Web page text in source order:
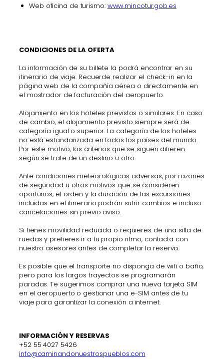
Web oficina de turismo: www.mincotur.gob.es
CONDICIONES DE LA OFERTA
La información de su billete la podrá encontrar en su
itinerario de viaje. Recuerde realizar el check-in en la
página web de la compañía aérea o directamente en
el mostrador de facturación del aeropuerto.
Alojamiento en los hoteles previstos o similares. En caso
de cambio, el alojamiento previsto siempre será de
categoría igual o superior. La categoría de los hoteles
no está estandarizada en todos los países del mundo.
Por este motivo, los criterios que se siguen difieren
según se trate de un destino u otro.
Ante condiciones meteorológicas adversas, por razones
de seguridad u otros motivos que se consideren
oportunos, el orden y la duración de las excursiones
incluidas en el itinerario podrán sufrir cambios e incluso
cancelaciones sin previo aviso.
Si tienes movilidad reducida o requieres de una silla de
ruedas y prefieres ir a tu propio ritmo, contacta con
nuestro asesores antes de completar la reserva.
Es posible que el transporte no disponga de wifi o baño,
pero para los largos trayectos se programarán
paradas. Te sugerimos comprar una nueva tarjeta SIM
en el aeropuerto o gestionar una e-SIM antes de tu
viaje para garantizar la conexión a internet.
INFORMACIÓN Y RESERVAS
+52 55 4027 5426
info@caminandonuestrospueblos.com